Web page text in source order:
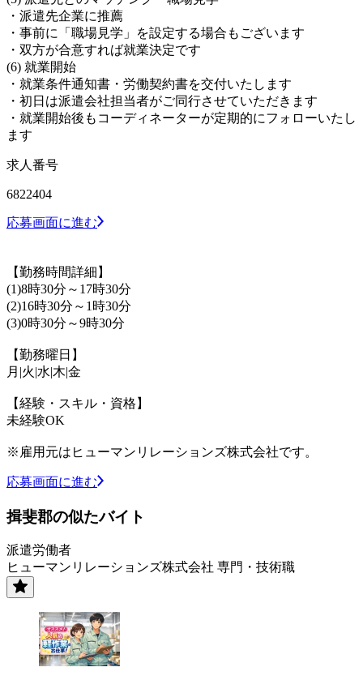
・派遣先企業に推薦
・事前に「職場見学」を設定する場合もございます
・双方が合意すれば就業決定です
(6) 就業開始
・就業条件通知書・労働契約書を交付いたします
・初日は派遣会社担当者がご同行させていただきます
・就業開始後もコーディネーターが定期的にフォローいたし
ます
求人番号
6822404
応募画面に進む
【勤務時間詳細】
(1)8時30分～17時30分
(2)16時30分～1時30分
(3)0時30分～9時30分
【勤務曜日】
月|火|水|木|金
【経験・スキル・資格】
未経験OK
※雇用元はヒューマンリレーションズ株式会社です。
応募画面に進む
揖斐郡の似たバイト
派遣労働者
ヒューマンリレーションズ株式会社 専門・技術職